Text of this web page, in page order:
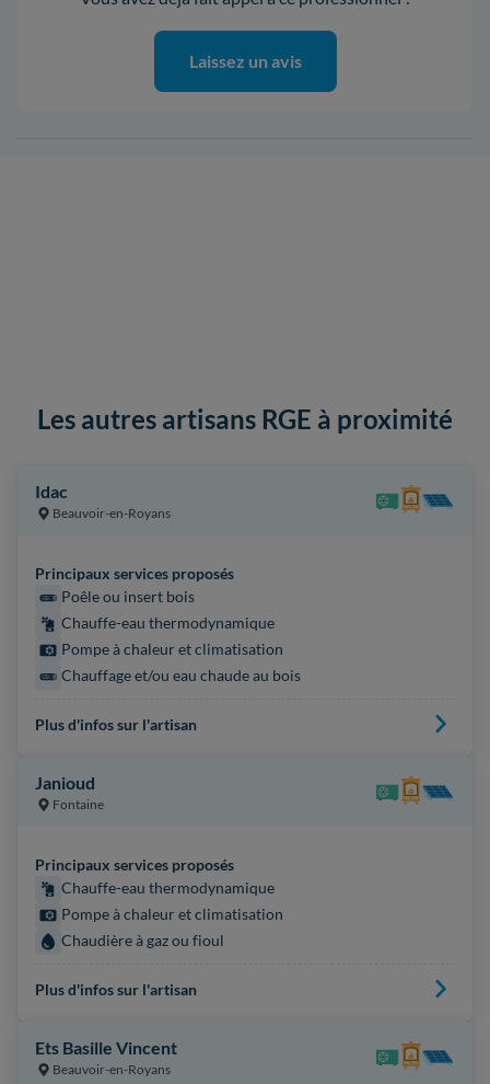
Laissez un avis
Les autres artisans RGE à proximité
Idac
Beauvoir-en-Royans
Principaux services proposés
Poêle ou insert bois
Chauffe-eau thermodynamique
Pompe à chaleur et climatisation
Chauffage et/ou eau chaude au bois
Plus d'infos sur l'artisan
Janioud
Fontaine
Principaux services proposés
Chauffe-eau thermodynamique
Pompe à chaleur et climatisation
Chaudière à gaz ou fioul
Plus d'infos sur l'artisan
Ets Basille Vincent
Beauvoir-en-Royans